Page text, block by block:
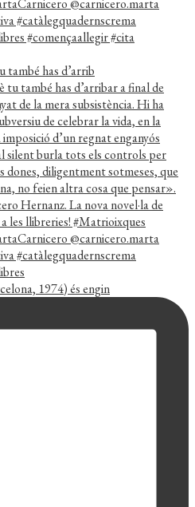
també has d’arrib
1974) és engin